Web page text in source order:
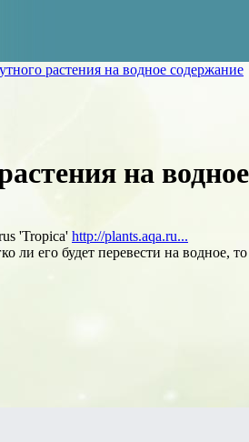
растения на водное содержание
на
'Tropica' http://plants.aqa.ru...
ли его будет перевести на водное, то